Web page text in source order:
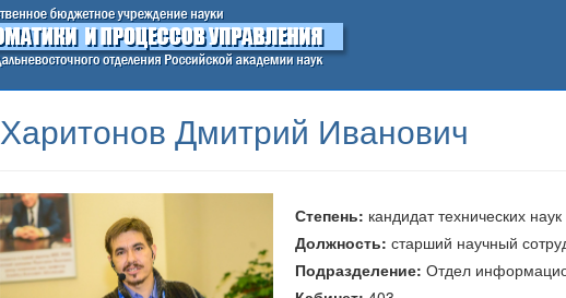
Харитонов Дмитрий Иванович
Степень: кандидат технических наук
Должность: старший научный
Подразделение: Отдел